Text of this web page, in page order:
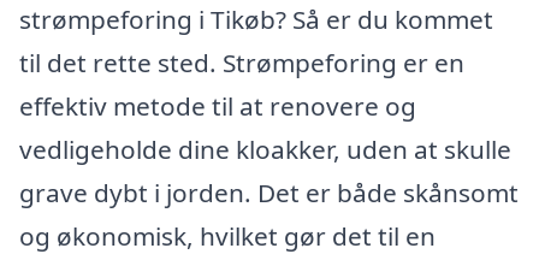
strømpeforing i Tikøb? Så er du kommet
til det rette sted. Strømpeforing er en
effektiv metode til at renovere og
vedligeholde dine kloakker, uden at skulle
grave dybt i jorden. Det er både skånsomt
og økonomisk, hvilket gør det til en